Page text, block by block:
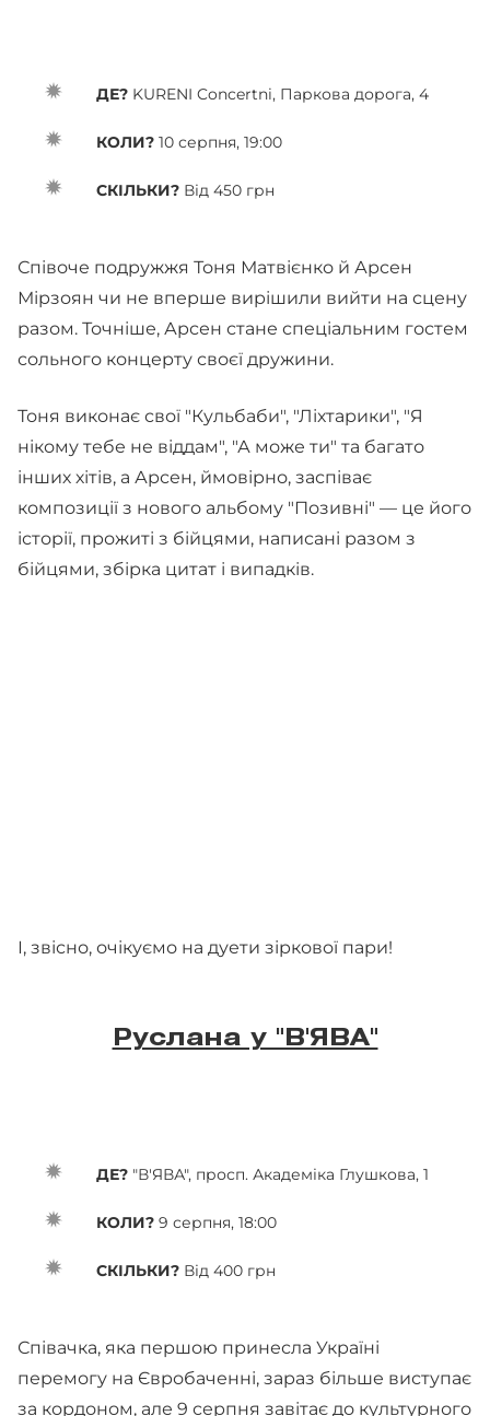
ДЕ? KURENI Concertni, Паркова дорога, 4
КОЛИ? 10 серпня, 19:00
СКІЛЬКИ? Від 450 грн
Співоче подружжя Тоня Матвієнко й Арсен
Мірзоян чи не вперше вирішили вийти на сцену
разом. Точніше, Арсен стане спеціальним гостем
сольного концерту своєї дружини.
Тоня виконає свої "Кульбаби", "Ліхтарики", "Я
нікому тебе не віддам", "А може ти" та багато
інших хітів, а Арсен, ймовірно, заспіває
композиції з нового альбому "Позивні" — це його
історії, прожиті з бійцями, написані разом з
бійцями, збірка цитат і випадків.
І, звісно, очікуємо на дуети зіркової пари!
Руслана у "В'ЯВА"
ДЕ? "В'ЯВА", просп. Академіка Глушкова, 1
КОЛИ? 9 серпня, 18:00
СКІЛЬКИ? Від 400 грн
Співачка, яка першою принесла Україні
перемогу на Євробаченні, зараз більше виступає
за кордоном, але 9 серпня завітає до культурного